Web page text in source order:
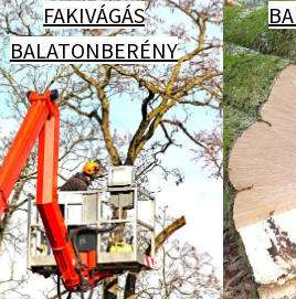
FAKIVÁGÁS
BALATONBERÉNY